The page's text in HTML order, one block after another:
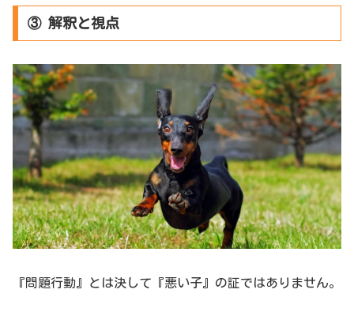
③ 解釈と視点
『問題行動』とは決して『悪い子』の証ではありません。